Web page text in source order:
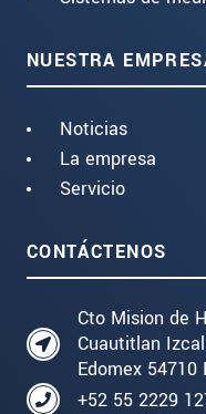
NUESTRA
Noticias
La empresa
Servicio
CONTÁCTENOS
Cto Mision de
Cuautitlan
Edomex 54710
+52 55 2229